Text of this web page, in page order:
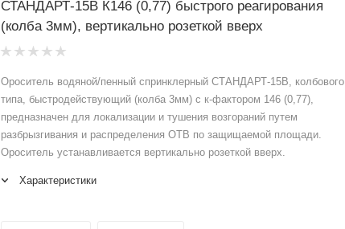
СТАНДАРТ-15В К146 (0,77) быстрого реагирования
(колба 3мм), вертикально розеткой вверх
Ороситель водяной/пенный спринклерный СТАНДАРТ-15В, колбового
типа, быстродействующий (колба 3мм) с к-фактором 146 (0,77),
предназначен для локализации и тушения возгораний путем
разбрызгивания и распределения ОТВ по защищаемой площади.
Ороситель устанавливается вертикально розеткой вверх.
Характеристики